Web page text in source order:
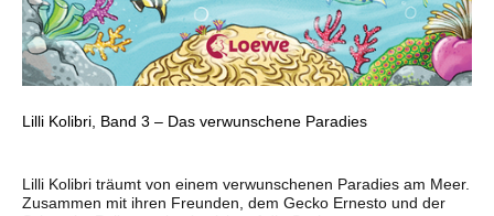
Lilli Kolibri, Band 3 – Das verwunschene Paradies
Lilli Kolibri träumt von einem verwunschenen Paradies am Meer.
Zusammen mit ihren Freunden, dem Gecko Ernesto und der